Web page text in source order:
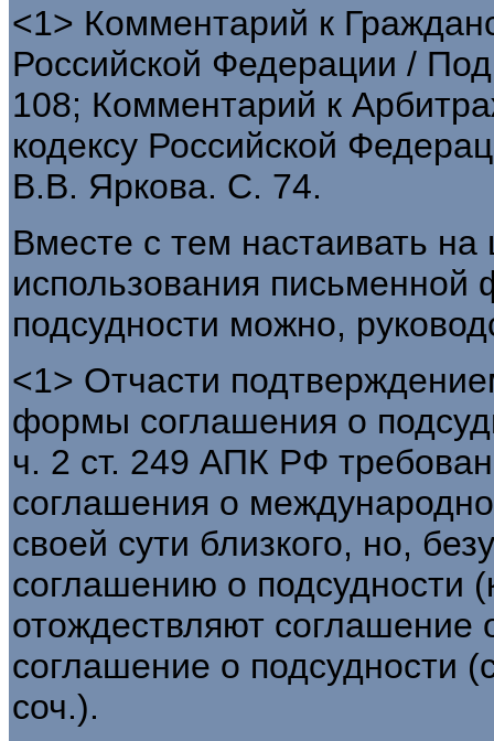
<1> Комментарий к
Российской Федерации /
108; Комментарий к
кодексу Российской
В.В. Яркова. С. 74.
Вместе с тем настаивать на
использования
подсудности можно,
<1> Отчасти
формы соглашения о
ч. 2 ст. 249 АПК РФ
соглашения о
своей сути близкого, но,
соглашению о подсудности
отождествляют соглашение
соглашение о подсудности
соч.).